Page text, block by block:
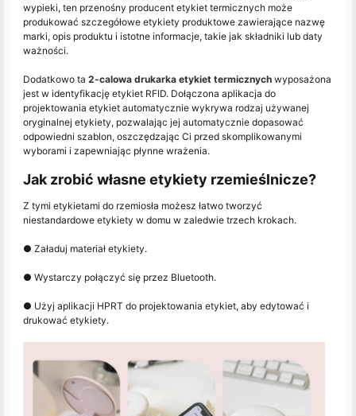
wypieki, ten przenośny producent etykiet termicznych może
produkować szczegółowe etykiety produktowe zawierające nazwę
marki, opis produktu i istotne informacje, takie jak składniki lub daty
ważności.
Dodatkowo ta 2-calowa drukarka etykiet termicznych wyposażona
jest w identyfikację etykiet RFID. Dołączona aplikacja do
projektowania etykiet automatycznie wykrywa rodzaj używanej
oryginalnej etykiety, pozwalając jej automatycznie dopasować
odpowiedni szablon, oszczędzając Ci przed skomplikowanymi
wyborami i zapewniając płynne wrażenia.
Jak zrobić własne etykiety rzemieślnicze?
Z tymi etykietami do rzemiosła możesz łatwo tworzyć
niestandardowe etykiety w domu w zaledwie trzech krokach.
● Załaduj materiał etykiety.
● Wystarczy połączyć się przez Bluetooth.
● Użyj aplikacji HPRT do projektowania etykiet, aby edytować i
drukować etykiety.